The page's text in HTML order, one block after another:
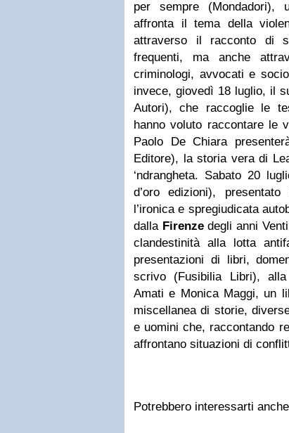
per sempre (Mondadori),
affronta il tema della
attraverso il racconto di
frequenti, ma anche
criminologi, avvocati e
invece, giovedì 18 luglio, il
Autori), che raccoglie le
hanno voluto raccontare le
Paolo De Chiara
Editore), la storia vera di
‘ndrangheta. Sabato 20
d’oro edizioni),
l’ironica e spregiudicata
dalla Firenzedegli anni
clandestinità alla lotta
presentazioni di libri,
scrivo (Fusibilia Libri),
Amati e Monica Maggi, un
miscellanea di storie,
e uomini che, raccontando
affrontano situazioni di
Potrebbero interessarti